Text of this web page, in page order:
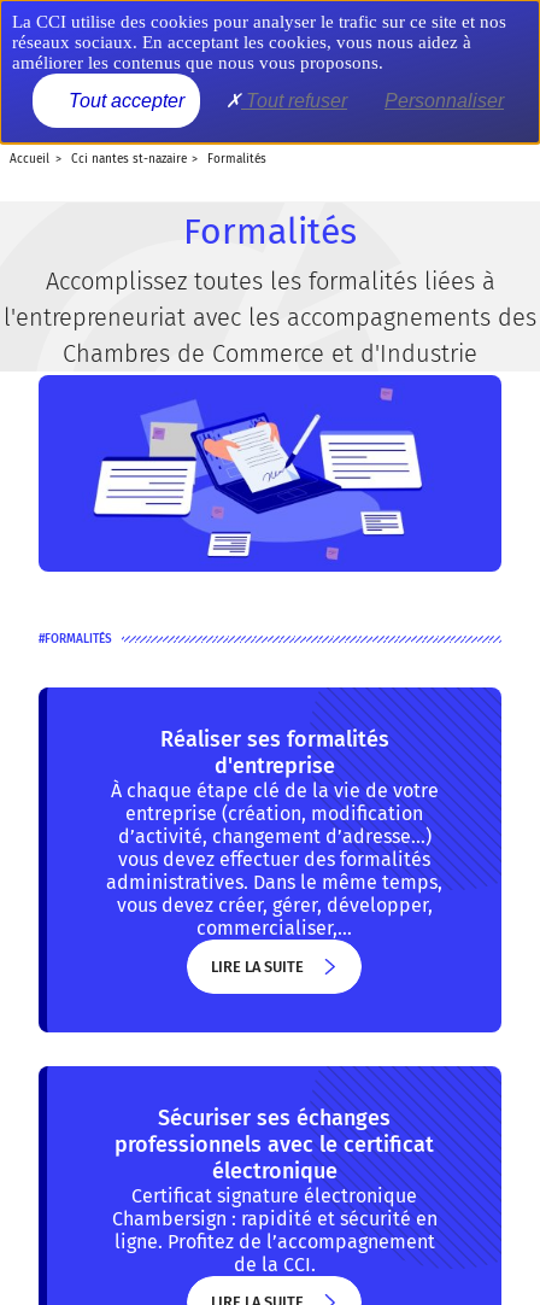
Aller
au
contenu
principal
MENU
accueil cci nantes st-nazaire formalités
Formalités
Accomplissez toutes les formalités liées à
l'entrepreneuriat avec les accompagnements des
Chambres de Commerce et d'Industrie
FORMALITÉS
Réaliser ses formalités
d'entreprise
À chaque étape clé de la vie de votre
entreprise (création, modification
d’activité, changement d’adresse…)
vous devez effectuer des formalités
administratives. Dans le même temps,
vous devez créer, gérer, développer,
commercialiser,…
LIRE LA SUITE
Sécuriser ses échanges
professionnels avec le certificat
électronique
Certificat signature électronique
Chambersign : rapidité et sécurité en
ligne. Profitez de l’accompagnement
de la CCI.
Panneau de gestion des cookies
La CCI utilise des cookies pour analyser le trafic sur ce site et nos
réseaux sociaux. En acceptant les cookies, vous nous aidez à
améliorer les contenus que nous vous proposons.
Tout accepter Tout refuser Personnaliser